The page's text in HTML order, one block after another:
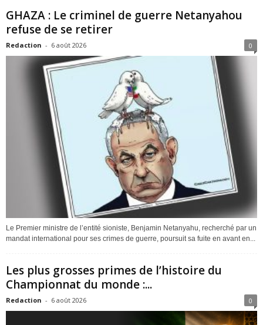
GHAZA : Le criminel de guerre Netanyahou
refuse de se retirer
Redaction - 6 août 2026 0
Le Premier ministre de l’entité sioniste, Benjamin Netanyahu, recherché par un
mandat international pour ses crimes de guerre, poursuit sa fuite en avant en...
Les plus grosses primes de l’histoire du
Championnat du monde :...
Redaction - 6 août 2026 0